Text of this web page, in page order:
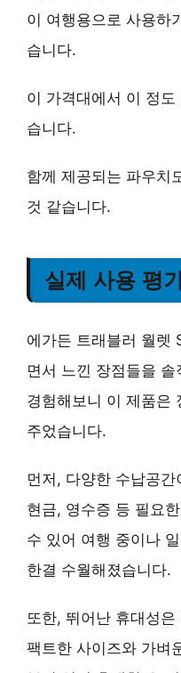
이 여행용으로 사용하
습니다.
이 가격대에서 이 정
습니다.
함께 제공되는 파우치
것 같습니다.
실제 사용 평
에가든 트래블러 월렛
면서 느낀 장점들을
경험해보니 이 제품은
주었습니다.
먼저, 다양한 수납공간
현금, 영수증 등 필요
수 있어 여행 중이나
한결 수월해졌습니다.
또한, 뛰어난 휴대성은
팩트한 사이즈와 가벼